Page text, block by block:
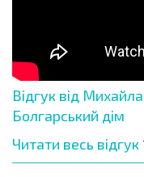
Відгук від
Болгарський дім
Читати весь відгук